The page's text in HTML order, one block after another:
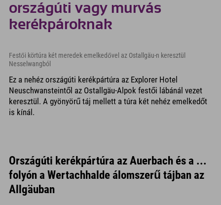
országúti vagy murvás
kerékpároknak
Festői körtúra két meredek emelkedővel az Ostallgäu-n keresztül
Nesselwangból
Ez a nehéz országúti kerékpártúra az Explorer Hotel
Neuschwansteintől az Ostallgäu-Alpok festői lábánál vezet
keresztül. A gyönyörű táj mellett a túra két nehéz emelkedőt
is kínál.
Országúti kerékpártúra az Auerbach és a ...
folyón a Wertachhalde álomszerű tájban az
Allgäuban